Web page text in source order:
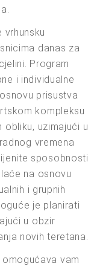
danas za
Program
i individualne
prisustva
kompleksu
uzimajući u
vremena
sposobnosti
na osnovu
i grupnih
je planirati
u obzir
novih teretana.
vam